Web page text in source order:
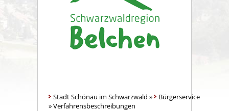
Stadt Schönau im Schwarzwald »
Bürgerservice
»Verfahrensbeschreibungen